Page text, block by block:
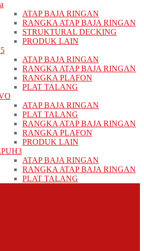
ATAP BAJA RINGAN
RANGKA ATAP BAJA RINGAN
STRUKTURAL DECKING
PRODUK LAIN
ATAP BAJA RINGAN
RANGKA ATAP BAJA RINGAN
RANGKA PLAFON
PLAT TALANG
ATAP BAJA RINGAN
PLAT TALANG
RANGKA ATAP BAJA RINGAN
RANGKA PLAFON
PRODUK LAIN
ATAP BAJA RINGAN
RANGKA ATAP BAJA RINGAN
PLAT TALANG